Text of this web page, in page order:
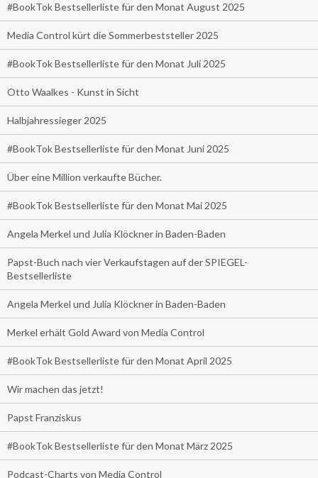
#BookTok Bestsellerliste für den Monat August 2025
Media Control kürt die Sommerbeststeller 2025
#BookTok Bestsellerliste für den Monat Juli 2025
Otto Waalkes - Kunst in Sicht
Halbjahressieger 2025
#BookTok Bestsellerliste für den Monat Juni 2025
Über eine Million verkaufte Bücher.
#BookTok Bestsellerliste für den Monat Mai 2025
Angela Merkel und Julia Klöckner in Baden-Baden
Papst-Buch nach vier Verkaufstagen auf der SPIEGEL-
Bestsellerliste
Angela Merkel und Julia Klöckner in Baden-Baden
Merkel erhält Gold Award von Media Control
#BookTok Bestsellerliste für den Monat April 2025
Wir machen das jetzt!
Papst Franziskus
#BookTok Bestsellerliste für den Monat März 2025
Podcast-Charts von Media Control